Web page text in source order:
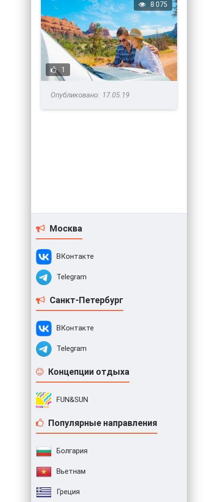
1
8 075
17.05.19
Москва
ВКонтакте
Telegram
Санкт-Петербург
ВКонтакте
Telegram
Концепции отдыха
FUN&SUN
Популярные направления
Болгария
Вьетнам
Греция